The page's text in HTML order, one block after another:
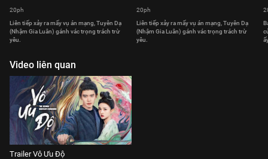
20ph
Liên tiếp xảy ra mấy vụ án mạng, Tuyên Dạ
(Nhậm Gia Luân) gánh vác trọng trách trừ
yêu.
20ph
Liên tiếp xảy ra mấy vụ án mạng, Tuyên Dạ
(Nhậm Gia Luân) gánh vác trọng trách trừ
yêu.
Video liên quan
Trailer Vô Ưu Độ